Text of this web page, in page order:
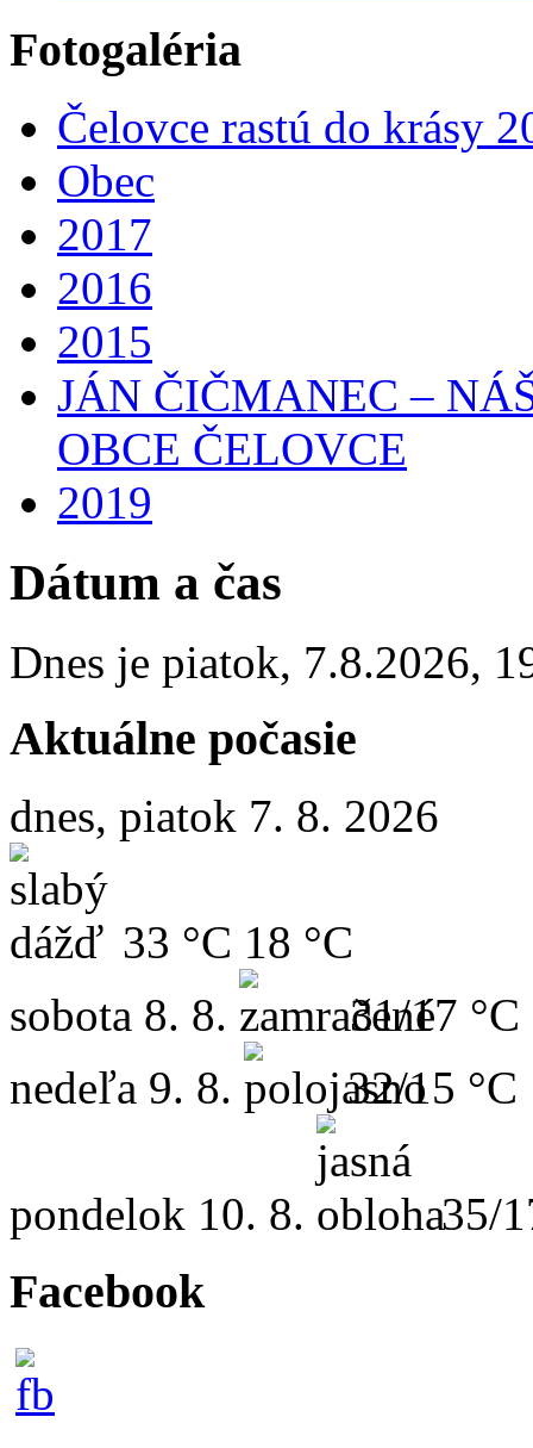
Fotogaléria
Čelovce rastú do krásy
Obec
2017
2016
2015
JÁN ČIČMANEC –
OBCE ČELOVCE
2019
Dátum a čas
Dnes je piatok, 7.8.2026,
Aktuálne počasie
dnes, piatok 7. 8. 2026
33 °C 18 °C
sobota 8. 8.
31/17 °C
nedeľa 9. 8. 32/15 °C
pondelok 10. 8. 35/
Facebook